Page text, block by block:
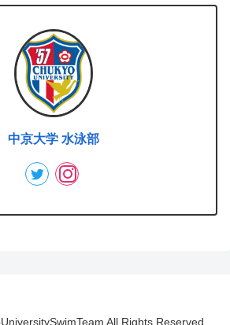
中京大学 水泳部
All Rights Reserved.